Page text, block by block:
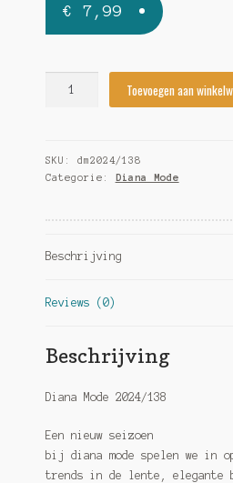
€ 7,99
Toevoegen aan
SKU: dm2024/138
Categorie: Diana Mode
Beschrijving
Reviews (0)
Beschrijving
Diana Mode 2024/138
Een nieuw seizoen
bij diana mode spelen we in
trends in de lente, elegante